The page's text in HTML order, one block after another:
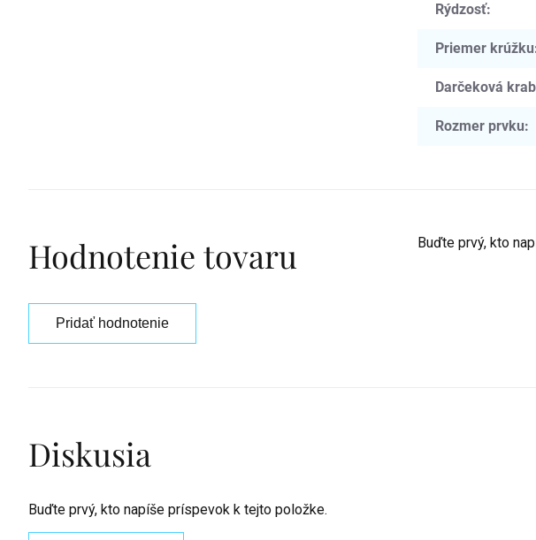
Rýdzosť:
Priemer krúžku
Darčeková
Rozmer prvku:
Hodnotenie tovaru Buďte prvý, kto
Pridať hodnotenie
Diskusia
Buďte prvý, kto napíše príspevok k tejto položke.